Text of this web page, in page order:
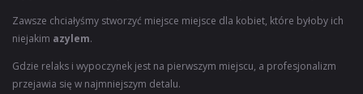
Zawsze chciałyśmy stworzyć miejsce miejsce dla kobiet, które byłoby ich
niejakim azylem.
Gdzie relaks i wypoczynek jest na pierwszym miejscu, a profesjonalizm
przejawia się w najmniejszym detalu.